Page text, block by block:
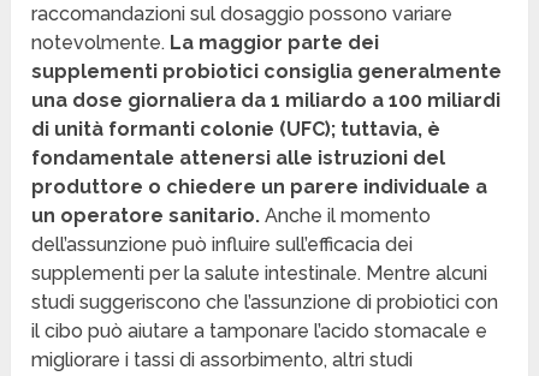
raccomandazioni sul dosaggio possono variare
notevolmente. La maggior parte dei
supplementi probiotici consiglia generalmente
una dose giornaliera da 1 miliardo a 100 miliardi
di unità formanti colonie (UFC); tuttavia, è
fondamentale attenersi alle istruzioni del
produttore o chiedere un parere individuale a
un operatore sanitario. Anche il momento
dell’assunzione può influire sull’efficacia dei
supplementi per la salute intestinale. Mentre alcuni
studi suggeriscono che l’assunzione di probiotici con
il cibo può aiutare a tamponare l’acido stomacale e
migliorare i tassi di assorbimento, altri studi